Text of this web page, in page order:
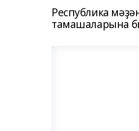
Республика
тамашаларына